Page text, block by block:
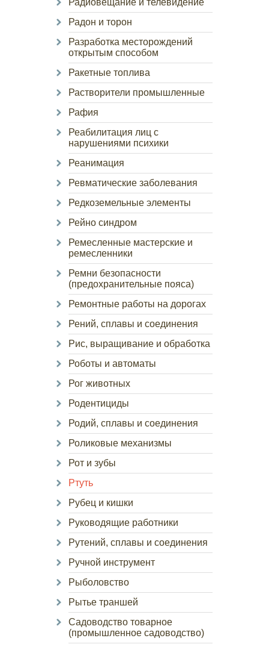
Радиовещание и телевидение
Радон и торон
Разработка месторождений
открытым способом
Ракетные топлива
Растворители промышленные
Рафия
Реабилитация лиц с
нарушениями психики
Реанимация
Ревматические заболевания
Редкоземельные элементы
Рейно синдром
Ремесленные мастерские и
ремесленники
Ремни безопасности
(предохранительные пояса)
Ремонтные работы на дорогах
Рений, сплавы и соединения
Рис, выращивание и обработка
Роботы и автоматы
Рог животных
Родентициды
Родий, сплавы и соединения
Роликовые механизмы
Рот и зубы
Ртуть
Рубец и кишки
Руководящие работники
Рутений, сплавы и соединения
Ручной инструмент
Рыболовство
Рытье траншей
Садоводство товарное
(промышленное садоводство)